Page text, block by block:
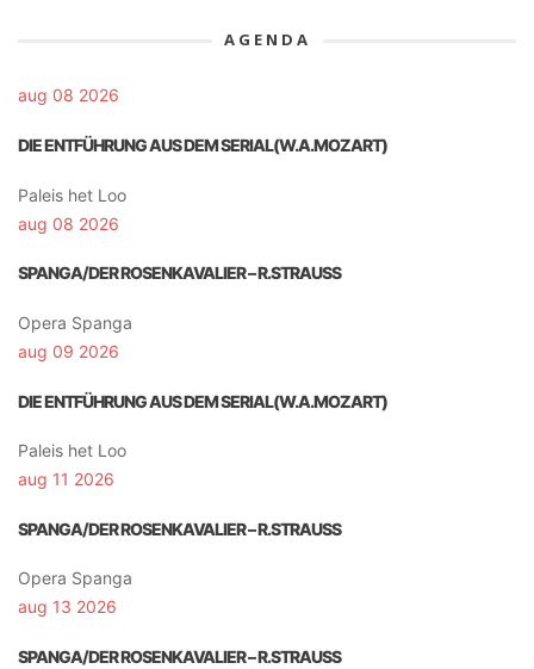
AGENDA
aug 08 2026
DIE ENTFÜHRUNG AUS DEM SERIAL(W.A.MOZART)
Paleis het Loo
aug 08 2026
SPANGA/DER ROSENKAVALIER – R.STRAUSS
Opera Spanga
aug 09 2026
DIE ENTFÜHRUNG AUS DEM SERIAL(W.A.MOZART)
Paleis het Loo
aug 11 2026
SPANGA/DER ROSENKAVALIER – R.STRAUSS
Opera Spanga
aug 13 2026
SPANGA/DER ROSENKAVALIER – R.STRAUSS